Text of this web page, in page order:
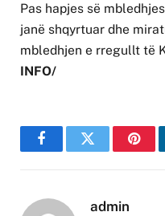
Pas hapjes së
janë shqyrtuar dhe
mbledhjen e rregullt të
INFO/
FacebookTwitter
admin